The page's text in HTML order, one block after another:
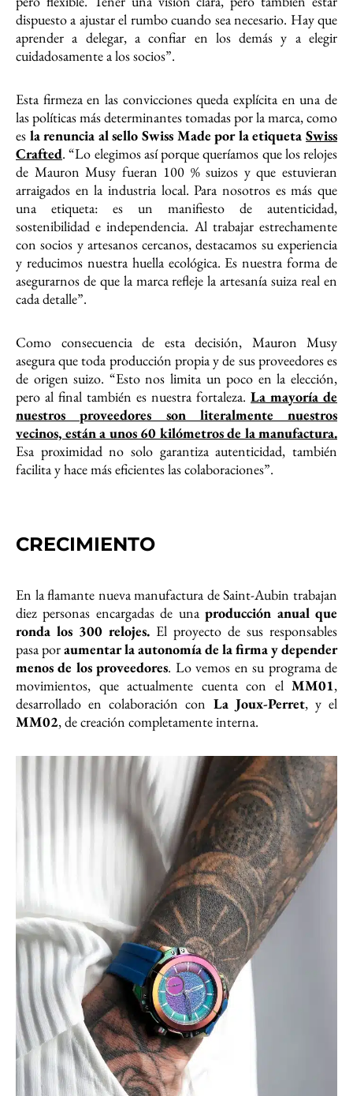
dispuesto a ajustar el rumbo cuando sea necesario. Hay que
aprender a delegar, a confiar en los demás y a elegir
cuidadosamente a los socios”.
Esta firmeza en las convicciones queda explícita en una de
las políticas más determinantes tomadas por la marca, como
es la renuncia al sello Swiss Made por la etiquetaSwiss
Crafted. “Lo elegimos así porque queríamos que los relojes
de Mauron Musy fueran 100 % suizos y que estuvieran
arraigados en la industria local. Para nosotros es más que
una etiqueta: es un manifiesto de autenticidad,
sostenibilidad e independencia. Al trabajar estrechamente
con socios y artesanos cercanos, destacamos su experiencia
y reducimos nuestra huella ecológica. Es nuestra forma de
asegurarnos de que la marca refleje la artesanía suiza real en
cada detalle”.
Como consecuencia de esta decisión, Mauron Musy
asegura que toda producción propia y de sus proveedores es
de origen suizo. “Esto nos limita un poco en la elección,
pero al final también es nuestra fortaleza. La mayoría de
nuestros proveedores son literalmente nuestros
vecinos, están a unos 60 kilómetros de la manufactura.
Esa proximidad no solo garantiza autenticidad, también
facilita y hace más eficientes las colaboraciones”.
CRECIMIENTO
En la flamante nueva manufactura de Saint-Aubin trabajan
diez personas encargadas de unaproducción anual que
ronda los 300 relojes. El proyecto de sus responsables
pasa poraumentar la autonomía de la firma y depender
menos de los proveedores. Lo vemos en su programa de
movimientos, que actualmente cuenta con el MM01,
desarrollado en colaboración con La Joux-Perret, y el
MM02, de creación completamente interna.